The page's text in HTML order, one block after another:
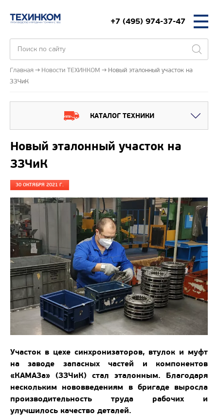
+7 (495) 974-37-47
Главная Новости ТЕХИНКОМ
Новый эталонный участок на
ЗЗЧиК
КАТАЛОГ ТЕХНИКИ
Новый эталонный участок на
ЗЗЧиК
30 ОКТЯБРЯ 2021 Г.
Участок в цехе синхронизаторов, втулок и муфт
на заводе запасных частей и компонентов
«КАМАЗа» (ЗЗЧиК) стал эталонным. Благодаря
нескольким нововведениям в бригаде выросла
производительность труда рабочих и
улучшилось качество деталей.